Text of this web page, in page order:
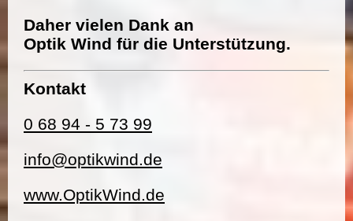
Daher vielen Dank an
Optik Wind für die Unterstützung.
Kontakt
0 68 94 - 5 73 99
info@optikwind.de
www.OptikWind.de